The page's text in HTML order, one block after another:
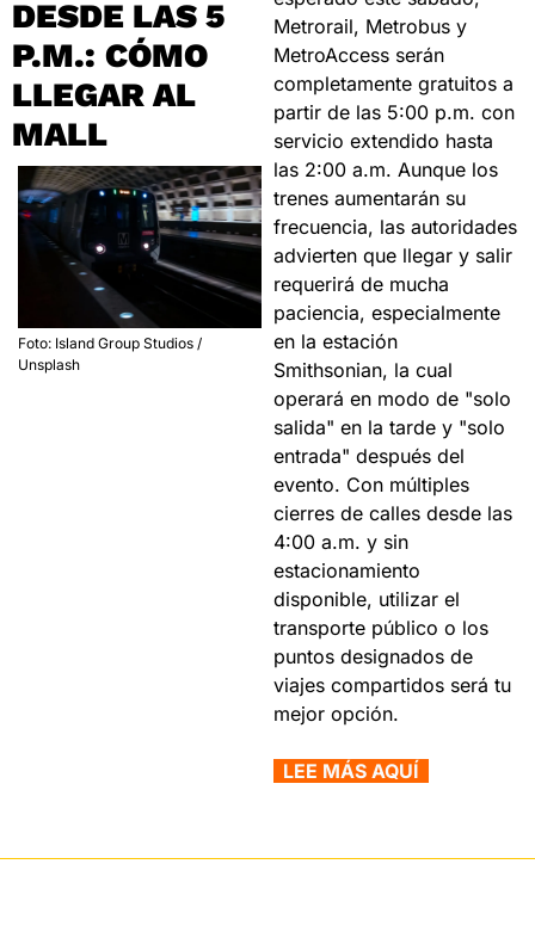
DESDE LAS 5
P.M.: CÓMO
LLEGAR AL
MALL
Foto: Island Group Studios /
Unsplash
Metrorail, Metrobus y
MetroAccess serán
completamente gratuitos a
partir de las 5:00 p.m. con
servicio extendido hasta
las 2:00 a.m. Aunque los
trenes aumentarán su
frecuencia, las autoridades
advierten que llegar y salir
requerirá de mucha
paciencia, especialmente
en la estación
Smithsonian, la cual
operará en modo de "solo
salida" en la tarde y "solo
entrada" después del
evento. Con múltiples
cierres de calles desde las
4:00 a.m. y sin
estacionamiento
disponible, utilizar el
transporte público o los
puntos designados de
viajes compartidos será tu
mejor opción.
  LEE MÁS AQUÍ